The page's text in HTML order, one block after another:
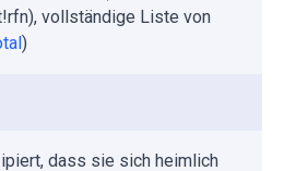
vollständige Liste von
)
dass sie sich heimlich